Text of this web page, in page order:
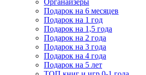
Органайзеры
Подарок на 6 месяцев
Подарок на 1 год
Подарок на 1,5 года
Подарок на 2 года
Подарок на 3 года
Подарок на 4 года
Подарок на 5 лет